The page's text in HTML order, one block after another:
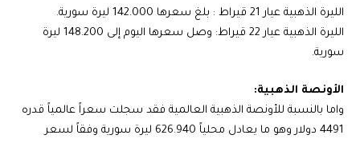
الليرة الذهبية عيار 21 قيراط : بلغ سعرها 142.000 ليرة سورية.
الليرة الذهبية عيار 22 قيراط: وصل سعرها اليوم إلى 148.200 ليرة
سورية.
الأونصة الذهبية:
واما بالنسبة للأونصة الذهبية العالمية فقد سجلت سعراً عالمياً قدره
4491 دولار وهو ما يعادل محلياً 626.940 ليرة سورية وفقاً لسعر